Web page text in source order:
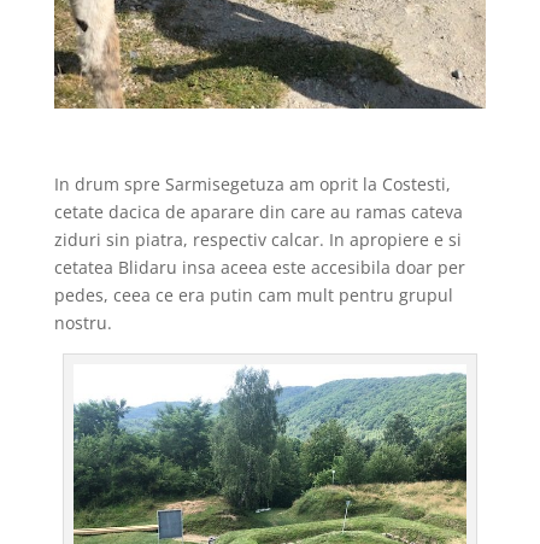
In drum spre Sarmisegetuza am oprit la Costesti,
cetate dacica de aparare din care au ramas cateva
ziduri sin piatra, respectiv calcar. In apropiere e si
cetatea Blidaru insa aceea este accesibila doar per
pedes, ceea ce era putin cam mult pentru grupul
nostru.